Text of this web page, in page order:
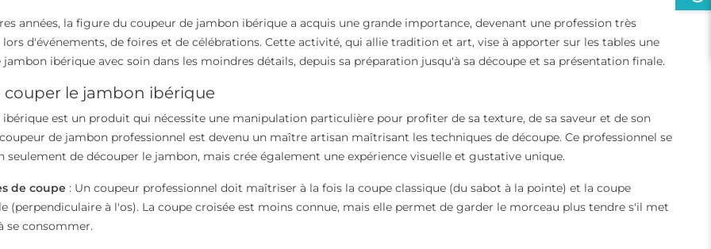
années, la figure du coupeur de jambon ibérique a acquis une grande importance, devenant une profession très
d'événements, de foires et de célébrations. Cette activité, qui allie tradition et art, vise à apporter sur les tables une
jambon ibérique avec soin dans les moindres détails, depuis sa préparation jusqu'à sa découpe et sa présentation finale.
couper le jambon ibérique
ibérique est un produit qui nécessite une manipulation particulière pour profiter de sa texture, de sa saveur et de son
de jambon professionnel est devenu un maître artisan maîtrisant les techniques de découpe. Ce professionnel se
seulement de découper le jambon, mais crée également une expérience visuelle et gustative unique.
de coupe: Un coupeur professionnel doit maîtriser à la fois la coupe classique (du sabot à la pointe) et la coupe
(perpendiculaire à l'os). La coupe croisée est moins connue, mais elle permet de garder le morceau plus tendre s'il met
se consommer.